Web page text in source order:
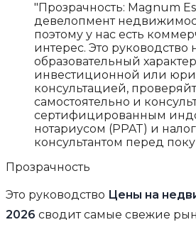
"Прозрачность: Magnum
девелопмент
поэтому у нас есть
интерес. Это руководство
образовательный
инвестиционной или
консультацией,
самостоятельно и
сертифицированным
нотариусом (PPAT) и
консультантом перед
Прозрачность
Это руководство Цены на
2026 сводит самые свежие